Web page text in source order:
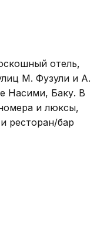
отель,
М. Фузули и А.
Насими, Баку. В
и люксы,
ресторан/бар